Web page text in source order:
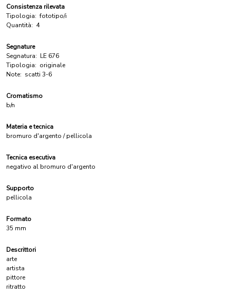
Consistenza rilevata
Tipologia: fototipo/i
Quantità: 4
Segnature
Segnatura: LE 676
Tipologia: originale
Note: scatti 3-6
Cromatismo
b/n
Materia e tecnica
bromuro d'argento / pellicola
Tecnica esecutiva
negativo al bromuro d'argento
Supporto
pellicola
Formato
35 mm
Descrittori
arte
artista
pittore
ritratto